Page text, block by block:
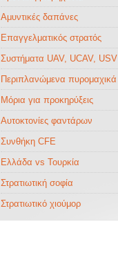
Αμυντικές δαπάνες
Επαγγελματικός στρατός
Συστήματα UAV, UCAV, USV
Περιπλανώμενα πυρομαχικά
Μόρια για προκηρύξεις
Αυτοκτονίες φαντάρων
Συνθήκη CFE
Ελλάδα vs Τουρκία
Στρατιωτική σοφία
Στρατιωτικό χιούμορ